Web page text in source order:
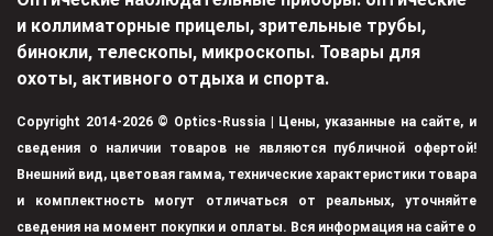
и коллиматорные прицелы, зрительные трубы,
бинокли, телескопы, микроскопы. Товары для
охоты, активного отдыха и спорта.
Copyright 2014-2026 © Optics-Russia | Цены, указанные на сайте, и
сведения о наличии товаров не являются публичной офертой!
Внешний вид, цветовая гамма, технические характеристики товара
и комплектность могут отличаться от реальных, уточняйте
сведения на момент покупки и оплаты. Вся информация на сайте о